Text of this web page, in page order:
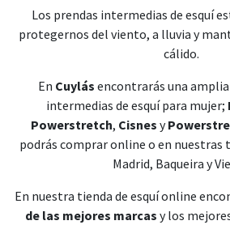
Los prendas intermedias de esquí
protegernos del viento, a lluvia y
cálido.
En Cuylás encontrarás una
intermedias de esquí para mujer;
Powerstretch, Cisnes y
podrás comprar online o en nuestras
Madrid, Baqueira y
En nuestra tienda de esquí online
de las mejores marcas y los